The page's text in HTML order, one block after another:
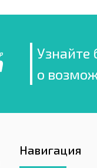
Узнайте
о
Навигация